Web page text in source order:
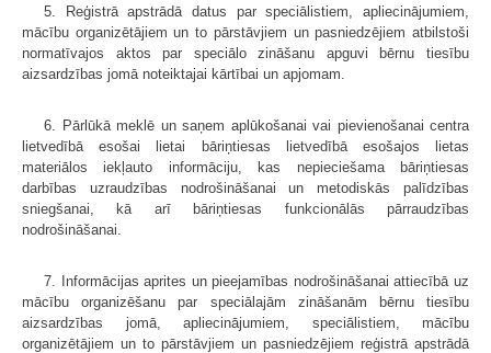
5. Reģistrā apstrādā datus par speciālistiem, apliecinājumiem,
mācību organizētājiem un to pārstāvjiem un pasniedzējiem atbilstoši
normatīvajos aktos par speciālo zināšanu apguvi bērnu tiesību
aizsardzības jomā noteiktajai kārtībai un apjomam.
6. Pārlūkā meklē un saņem aplūkošanai vai pievienošanai centra
lietvedībā esošai lietai bāriņtiesas lietvedībā esošajos lietas
materiālos iekļauto informāciju, kas nepieciešama bāriņtiesas
darbības uzraudzības nodrošināšanai un metodiskās palīdzības
sniegšanai, kā arī bāriņtiesas funkcionālās pārraudzības
nodrošināšanai.
7. Informācijas aprites un pieejamības nodrošināšanai attiecībā uz
mācību organizēšanu par speciālajām zināšanām bērnu tiesību
aizsardzības jomā, apliecinājumiem, speciālistiem, mācību
organizētājiem un to pārstāvjiem un pasniedzējiem reģistrā apstrādā